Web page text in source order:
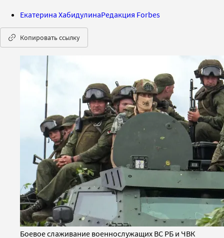
Екатерина ХабидулинаРедакция Forbes
Копировать ссылку
Боевое слаживание военнослужащих ВС РБ и ЧВК